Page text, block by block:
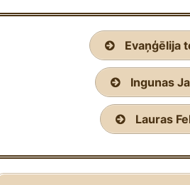
Evaņģēlija
Ingunas
Lauras